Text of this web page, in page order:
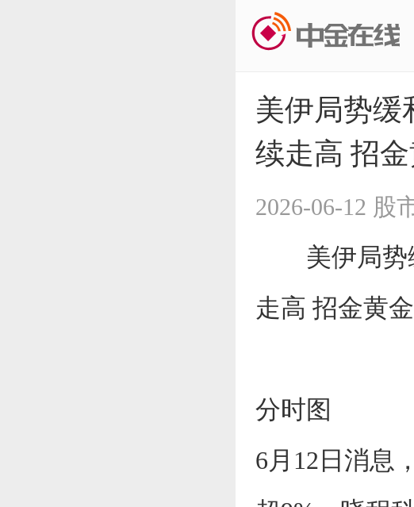
美伊局势缓
续走高 招
2026-06-12 股
美伊局势缓
走高 招金黄
分时图
6月12日消息